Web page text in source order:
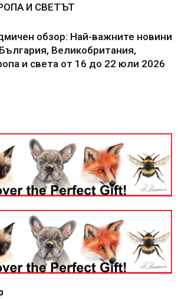
И СВЕТЪТ
обзор: Най-важните новини
Великобритания,
и света от 16 до 22 юли 2026